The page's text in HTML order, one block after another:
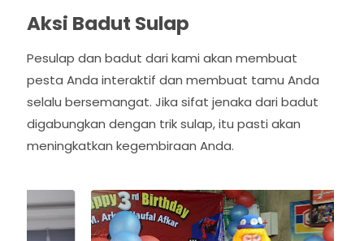
Aksi Badut Sulap
Pesulap dan badut dari kami akan membuat
pesta Anda interaktif dan membuat tamu Anda
selalu bersemangat. Jika sifat jenaka dari badut
digabungkan dengan trik sulap, itu pasti akan
meningkatkan kegembiraan Anda.
P
r
N
e